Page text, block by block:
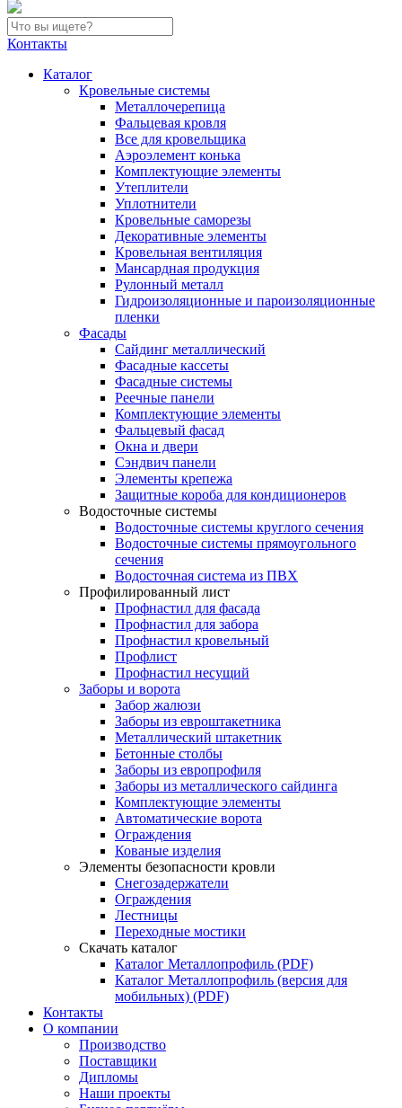
Контакты
Каталог
Кровельные системы
Металлочерепица
Фальцевая кровля
Все для кровельщика
Аэроэлемент конька
Комплектующие элементы
Утеплители
Уплотнители
Кровельные саморезы
Декоративные элементы
Кровельная вентиляция
Мансардная продукция
Рулонный металл
Гидроизоляционные и пароизоляционные
пленки
Фасады
Сайдинг металлический
Фасадные кассеты
Фасадные системы
Реечные панели
Комплектующие элементы
Фальцевый фасад
Окна и двери
Сэндвич панели
Элементы крепежа
Защитные короба для кондиционеров
Водосточные системы
Водосточные системы круглого сечения
Водосточные системы прямоугольного
сечения
Водосточная система из ПВХ
Профилированный лист
Профнастил для фасада
Профнастил для забора
Профнастил кровельный
Профлист
Профнастил несущий
Заборы и ворота
Забор жалюзи
Заборы из евроштакетника
Металлический штакетник
Бетонные столбы
Заборы из европрофиля
Заборы из металлического сайдинга
Комплектующие элементы
Автоматические ворота
Ограждения
Кованые изделия
Элементы безопасности кровли
Снегозадержатели
Ограждения
Лестницы
Переходные мостики
Скачать каталог
Каталог Металлопрофиль (PDF)
Каталог Металлопрофиль (версия для
мобильных) (PDF)
Контакты
О компании
Производство
Поставщики
Дипломы
Наши проекты